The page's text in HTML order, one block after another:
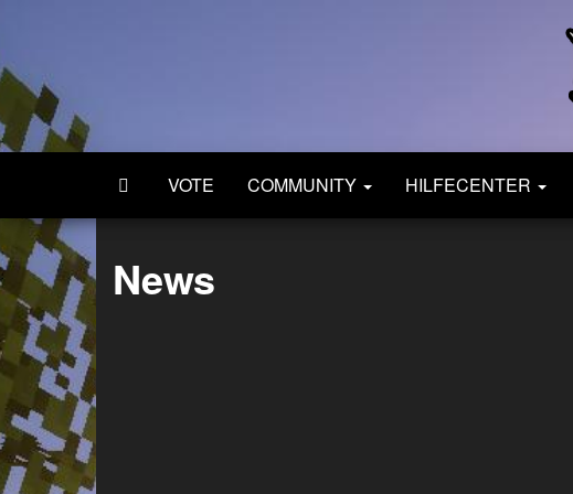
springen
VOTE COMMUNITY HILFECENTER
News